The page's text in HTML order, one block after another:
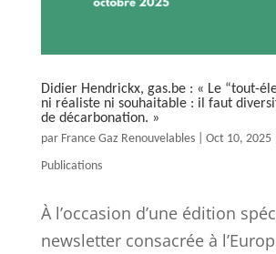
Didier Hendrickx, gas.be : « Le “tout-
ni réaliste ni souhaitable : il faut
de décarbonation. »
par France Gaz Renouvelables| Oct 10, 2025|
Publications
À l’occasion d’une édition
newsletter consacrée à